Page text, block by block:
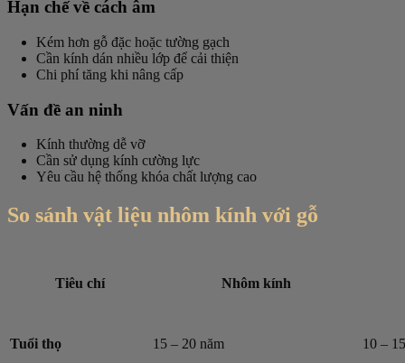
Hạn chế về cách âm
Kém hơn gỗ đặc hoặc tường gạch
Cần kính dán nhiều lớp để cải thiện
Chi phí tăng khi nâng cấp
Vấn đề an ninh
Kính thường dễ vỡ
Cần sử dụng kính cường lực
Yêu cầu hệ thống khóa chất lượng cao
So sánh vật liệu nhôm kính với gỗ
Tiêu chí Nhôm kính
Tuổi thọ 15 – 20 năm 10 –